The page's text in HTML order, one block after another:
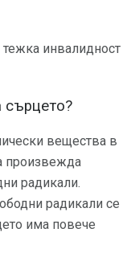
инвалидност
сърцето?
вещества в
произвежда
радикали.
радикали се
има повече